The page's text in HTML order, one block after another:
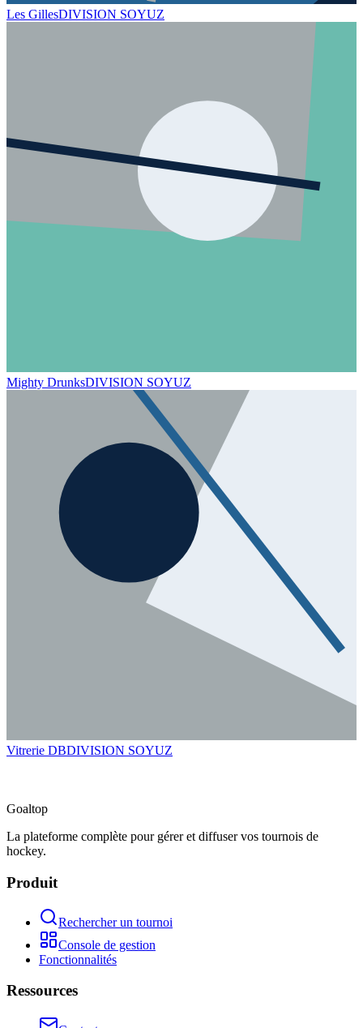
Les GillesDIVISION SOYUZ
Mighty DrunksDIVISION SOYUZ
Vitrerie DBDIVISION SOYUZ
Goaltop
La plateforme complète pour gérer et diffuser vos tournois de
hockey.
Produit
Rechercher un tournoi
Console de gestion
Fonctionnalités
Ressources